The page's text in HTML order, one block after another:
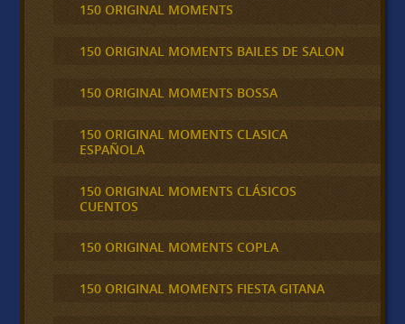
150 ORIGINAL MOMENTS
150 ORIGINAL MOMENTS BAILES DE SALON
150 ORIGINAL MOMENTS BOSSA
150 ORIGINAL MOMENTS CLASICA
ESPAÑOLA
150 ORIGINAL MOMENTS CLÁSICOS
CUENTOS
150 ORIGINAL MOMENTS COPLA
150 ORIGINAL MOMENTS FIESTA GITANA